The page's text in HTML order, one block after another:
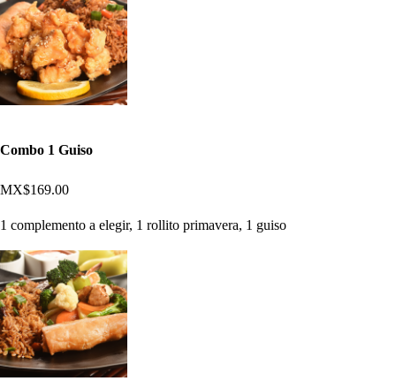
Combo 1 Guiso
MX$169.00
1 complemento a elegir, 1 rollito primavera, 1 guiso